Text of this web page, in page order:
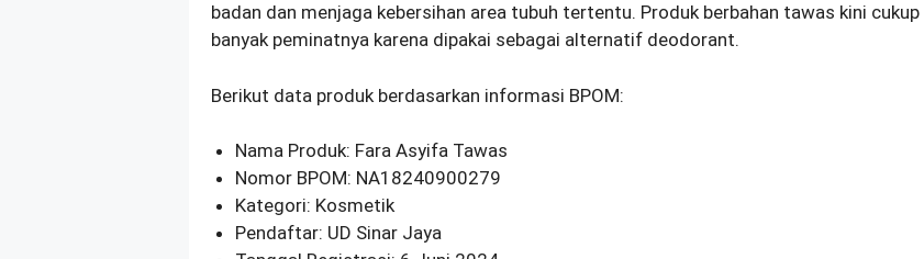
badan dan menjaga kebersihan area tubuh tertentu. Produk berbahan tawas kini cukup
banyak peminatnya karena dipakai sebagai alternatif deodorant.
Berikut data produk berdasarkan informasi BPOM:
Nama Produk: Fara Asyifa Tawas
Nomor BPOM: NA18240900279
Kategori: Kosmetik
Pendaftar: UD Sinar Jaya